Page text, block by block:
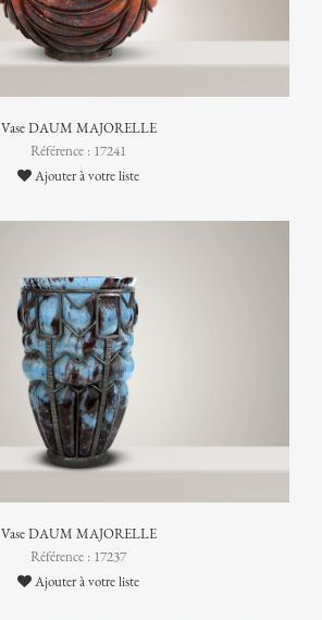
Vase DAUM MAJORELLE
Référence : 17241
Ajouter à votre liste
Vase DAUM MAJORELLE
Référence : 17237
Ajouter à votre liste